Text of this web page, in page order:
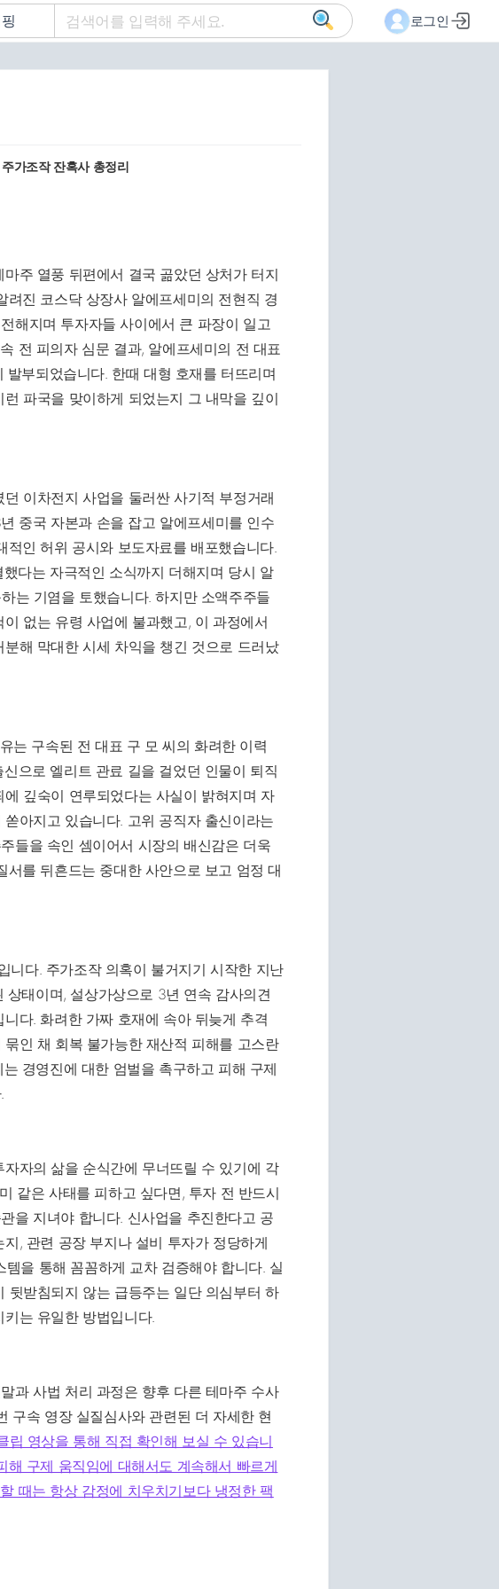
로그인
가조작 잔혹사 총정리
주 열풍 뒤편에서 결국 곪았던 상처가 터지
진 코스닥 상장사 알에프세미의 전현직 경
해지며 투자자들 사이에서 큰 파장이 일고
전 피의자 심문 결과, 알에프세미의 전 대표
부되었습니다. 한때 대형 호재를 터뜨리며
파국을 맞이하게 되었는지 그 내막을 깊이
이차전지 사업을 둘러싼 사기적 부정거래
중국 자본과 손을 잡고 알에프세미를 인수
인 허위 공시와 보도자료를 배포했습니다.
다는 자극적인 소식까지 더해지며 당시 알
는 기염을 토했습니다. 하지만 소액주주들
없는 유령 사업에 불과했고, 이 과정에서
해 막대한 시세 차익을 챙긴 것으로 드러났
는 구속된 전 대표 구 모 씨의 화려한 이력
으로 엘리트 관료 길을 걸었던 인물이 퇴직
깊숙이 연루되었다는 사실이 밝혀지며 자
아지고 있습니다. 고위 공직자 출신이라는
들을 속인 셈이어서 시장의 배신감은 더욱
를 뒤흔드는 중대한 사안으로 보고 엄정 대
니다. 주가조작 의혹이 불거지기 시작한 지난
태이며, 설상가상으로 3년 연속 감사의견
다. 화려한 가짜 호재에 속아 뒤늦게 추격
인 채 회복 불가능한 재산적 피해를 고스란
경영진에 대한 엄벌을 촉구하고 피해 구제
자의 삶을 순식간에 무너뜨릴 수 있기에 각
같은 사태를 피하고 싶다면, 투자 전 반드시
을 지녀야 합니다. 신사업을 추진한다고 공
, 관련 공장 부지나 설비 투자가 정당하게
을 통해 꼼꼼하게 교차 검증해야 합니다. 실
받침되지 않는 급등주는 일단 의심부터 하
는 유일한 방법입니다.
과 사법 처리 과정은 향후 다른 테마주 수사
구속 영장 실질심사와 관련된 더 자세한 현
립 영상을 통해 직접 확인해 보실 수 있습니
구제 움직임에 대해서도 계속해서 빠르게
때는 항상 감정에 치우치기보다 냉정한 팩